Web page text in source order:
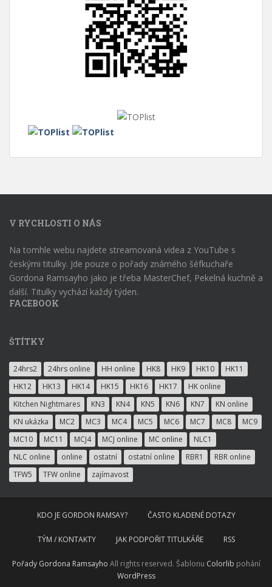
V RYCHLOSTI O NÁS
Na tomhle webu najdete streamovaná videa z YouTube s
českými titulky. Jde pouze o pořady známého šéfkuchaře
Gordona Ramsayho jako je třeba MasterChef, Pekelná kuchně a
další. Titulky vychází každý týden.
FACEBOOK
ŠTÍTKY
24hrs2 24hrs online HH online HK8 HK9 HK10
HK11
HK12
HK13 HK14 HK15 HK16 HK17
HK online
Kitchen Nightmares
KN3 KN4 KN5 KN6 KN7
KN online
KN ukázka
MC2 MC3 MC4 MC5 MC6 MC7 MC8
MC9
MC10
MC11 MCJ4 MCJ online MC online
NLC1
NLC online
online ostatní ostatní online RBR1
RBR online
TFW5
TFW online zajímavost
KDO JE GORDON RAMSAY? ČASTO KLADENÉ DOTAZY
TÝM / KONTAKTY JAK PODPOŘIT TITULKÁŘE RSS
Pořady Gordona Ramsayho All rights reserved. Šablonu Colorlib pohání
WordPress